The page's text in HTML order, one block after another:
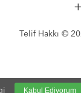
Telif Hakkı ©
Kabul Ediyorum